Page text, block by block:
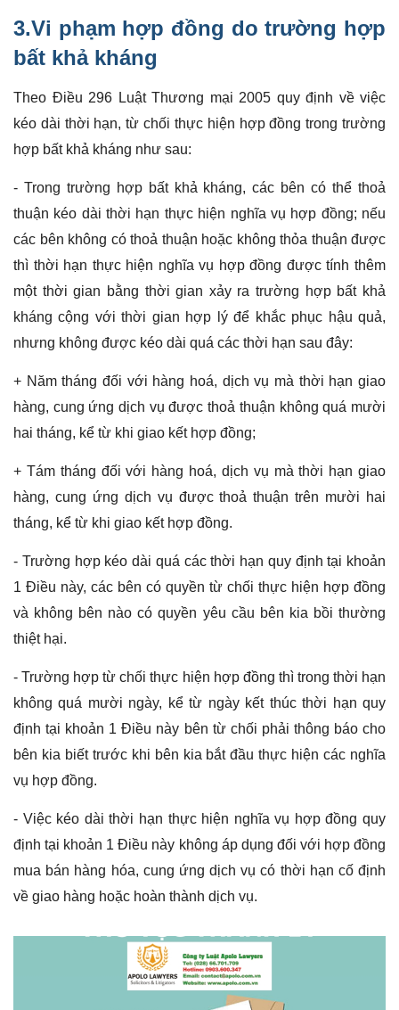
3.Vi phạm hợp đồng do trường hợp
bất khả kháng
Theo Điều 296 Luật Thương mại 2005 quy định về việc
kéo dài thời hạn, từ chối thực hiện hợp đồng trong trường
hợp bất khả kháng như sau:
- Trong trường hợp bất khả kháng, các bên có thể thoả
thuận kéo dài thời hạn thực hiện nghĩa vụ hợp đồng; nếu
các bên không có thoả thuận hoặc không thỏa thuận được
thì thời hạn thực hiện nghĩa vụ hợp đồng được tính thêm
một thời gian bằng thời gian xảy ra trường hợp bất khả
kháng cộng với thời gian hợp lý để khắc phục hậu quả,
nhưng không được kéo dài quá các thời hạn sau đây:
+ Năm tháng đối với hàng hoá, dịch vụ mà thời hạn giao
hàng, cung ứng dịch vụ được thoả thuận không quá mười
hai tháng, kể từ khi giao kết hợp đồng;
+ Tám tháng đối với hàng hoá, dịch vụ mà thời hạn giao
hàng, cung ứng dịch vụ được thoả thuận trên mười hai
tháng, kể từ khi giao kết hợp đồng.
- Trường hợp kéo dài quá các thời hạn quy định tại khoản
1 Điều này, các bên có quyền từ chối thực hiện hợp đồng
và không bên nào có quyền yêu cầu bên kia bồi thường
thiệt hại.
- Trường hợp từ chối thực hiện hợp đồng thì trong thời hạn
không quá mười ngày, kể từ ngày kết thúc thời hạn quy
định tại khoản 1 Điều này bên từ chối phải thông báo cho
bên kia biết trước khi bên kia bắt đầu thực hiện các nghĩa
vụ hợp đồng.
- Việc kéo dài thời hạn thực hiện nghĩa vụ hợp đồng quy
định tại khoản 1 Điều này không áp dụng đối với hợp đồng
mua bán hàng hóa, cung ứng dịch vụ có thời hạn cố định
về giao hàng hoặc hoàn thành dịch vụ.